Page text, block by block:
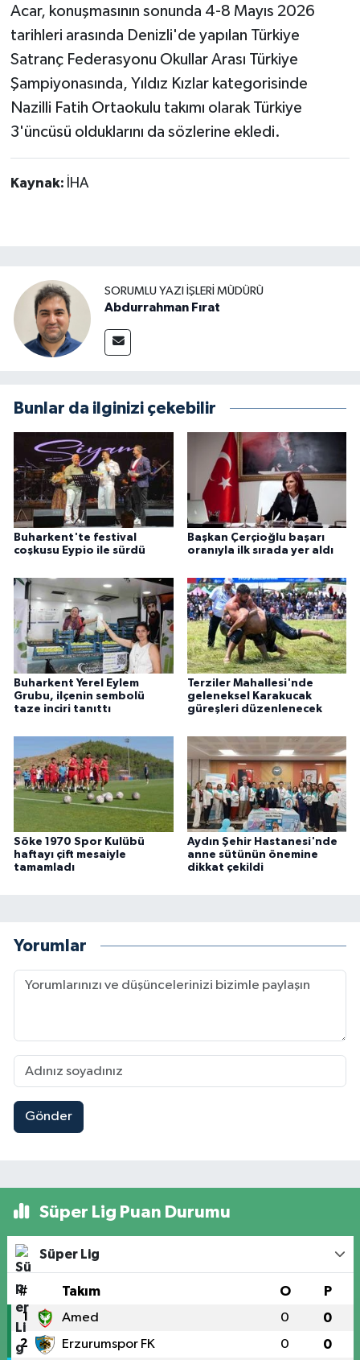
Acar, konuşmasının sonunda 4-8 Mayıs 2026
tarihleri arasında Denizli'de yapılan Türkiye
Satranç Federasyonu Okullar Arası Türkiye
Şampiyonasında, Yıldız Kızlar kategorisinde
Nazilli Fatih Ortaokulu takımı olarak Türkiye
3'üncüsü olduklarını da sözlerine ekledi.
Kaynak: İHA
SORUMLU YAZI İŞLERI MÜDÜRÜ
Abdurrahman Fırat
Bunlar da ilginizi çekebilir
Buharkent'te festival
coşkusu Eypio ile sürdü
Başkan Çerçioğlu başarı
oranıyla ilk sırada yer aldı
Buharkent Yerel Eylem
Grubu, ilçenin sembolü
taze inciri tanıttı
Terziler Mahallesi'nde
geleneksel Karakucak
güreşleri düzenlenecek
Söke 1970 Spor Kulübü
haftayı çift mesaiyle
tamamladı
Aydın Şehir Hastanesi'nde
anne sütünün önemine
dikkat çekildi
Yorumlar
Gönder
Süper Lig Puan Durumu
Süper Lig
# Takım O P
1 Amed 0 0
2 Erzurumspor FK 0 0